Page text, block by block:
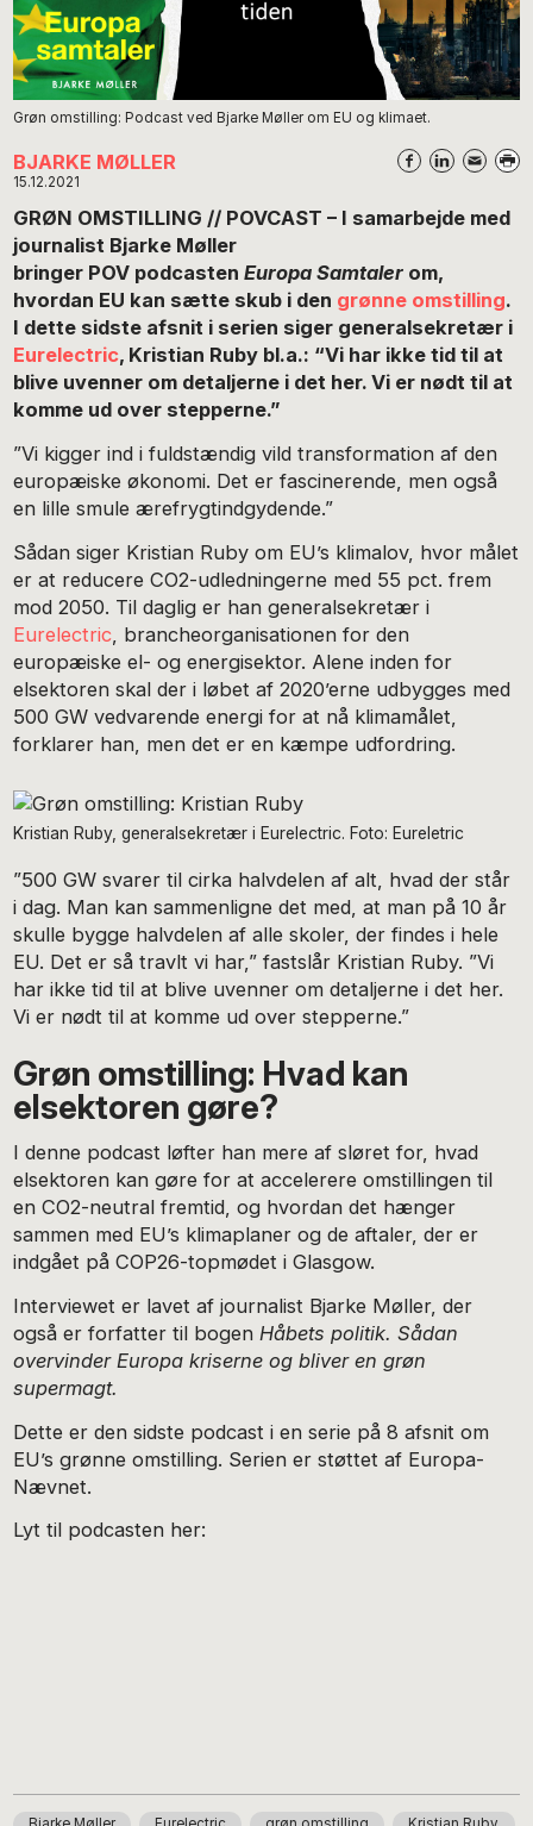
Grøn omstilling: Podcast ved Bjarke Møller om EU og klimaet.
BJARKE MØLLER
15.12.2021
GRØN OMSTILLING // POVCAST – I samarbejde med
journalist Bjarke Møller
bringer POV podcastenEuropa Samtaler om,
hvordan EU kan sætte skub i den grønne omstilling.
I dette sidste afsnit i serien siger generalsekretær i
Eurelectric, Kristian Ruby bl.a.: “Vi har ikke tid til at
blive uvenner om detaljerne i det her. Vi er nødt til at
komme ud over stepperne.”
”Vi kigger ind i fuldstændig vild transformation af den
europæiske økonomi. Det er fascinerende, men også
en lille smule ærefrygtindgydende.”
Sådan siger Kristian Ruby om EU’s klimalov, hvor målet
er at reducere CO2-udledningerne med 55 pct. frem
mod 2050. Til daglig er han generalsekretær i
Eurelectric , brancheorganisationen for den
europæiske el- og energisektor. Alene inden for
elsektoren skal der i løbet af 2020’erne udbygges med
500 GW vedvarende energi for at nå klimamålet,
forklarer han, men det er en kæmpe udfordring.
Kristian Ruby, generalsekretær i Eurelectric. Foto: Eureletric
”500 GW svarer til cirka halvdelen af alt, hvad der står
i dag. Man kan sammenligne det med, at man på 10 år
skulle bygge halvdelen af alle skoler, der findes i hele
EU. Det er så travlt vi har,” fastslår Kristian Ruby. ”Vi
har ikke tid til at blive uvenner om detaljerne i det her.
Vi er nødt til at komme ud over stepperne.”
Grøn omstilling: Hvad kan
elsektoren gøre?
I denne podcast løfter han mere af sløret for, hvad
elsektoren kan gøre for at accelerere omstillingen til
en CO2-neutral fremtid, og hvordan det hænger
sammen med EU’s klimaplaner og de aftaler, der er
indgået på COP26-topmødet i Glasgow.
Interviewet er lavet af journalist Bjarke Møller, der
også er forfatter til bogen Håbets politik. Sådan
overvinder Europa kriserne og bliver en grøn
supermagt.
Dette er den sidste podcast i en serie på 8 afsnit om
EU’s grønne omstilling. Serien er støttet af Europa-
Nævnet.
Lyt til podcasten her: